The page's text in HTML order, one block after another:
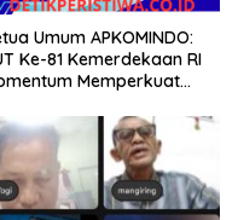
Umum APKOMINDO:
Ke-81 Kemerdekaan RI
Memperkuat
dan Kepastian
Menuju Indonesia
2045